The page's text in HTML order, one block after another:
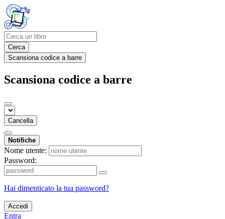
Cerca
Scansiona codice a barre
Scansiona codice a barre
Cancella
Notifiche
Nome utente:
Password:
Hai dimenticato la tua password?
Accedi
Entra